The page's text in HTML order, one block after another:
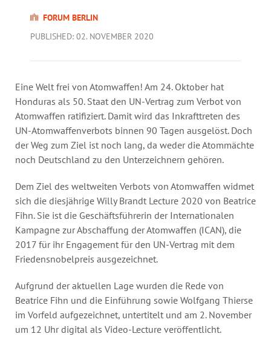
Organigram
FORUM BERLIN
PUBLISHED: 02. NOVEMBER 2020
Eine Welt frei von Atomwaffen! Am 24. Oktober hat
Honduras als 50. Staat den UN-Vertrag zum Verbot von
Atomwaffen ratifiziert. Damit wird das Inkrafttreten des
UN-Atomwaffenverbots binnen 90 Tagen ausgelöst. Doch
der Weg zum Ziel ist noch lang, da weder die Atommächte
noch Deutschland zu den Unterzeichnern gehören.
Dem Ziel des weltweiten Verbots von Atomwaffen widmet
sich die diesjährige Willy Brandt Lecture 2020 von Beatrice
Fihn. Sie ist die Geschäftsführerin der Internationalen
Kampagne zur Abschaffung der Atomwaffen (ICAN), die
2017 für ihr Engagement für den UN-Vertrag mit dem
Friedensnobelpreis ausgezeichnet.
Aufgrund der aktuellen Lage wurden die Rede von
Beatrice Fihn und die Einführung sowie Wolfgang Thierse
im Vorfeld aufgezeichnet, untertitelt und am 2. November
um 12 Uhr digital als Video-Lecture veröffentlicht.